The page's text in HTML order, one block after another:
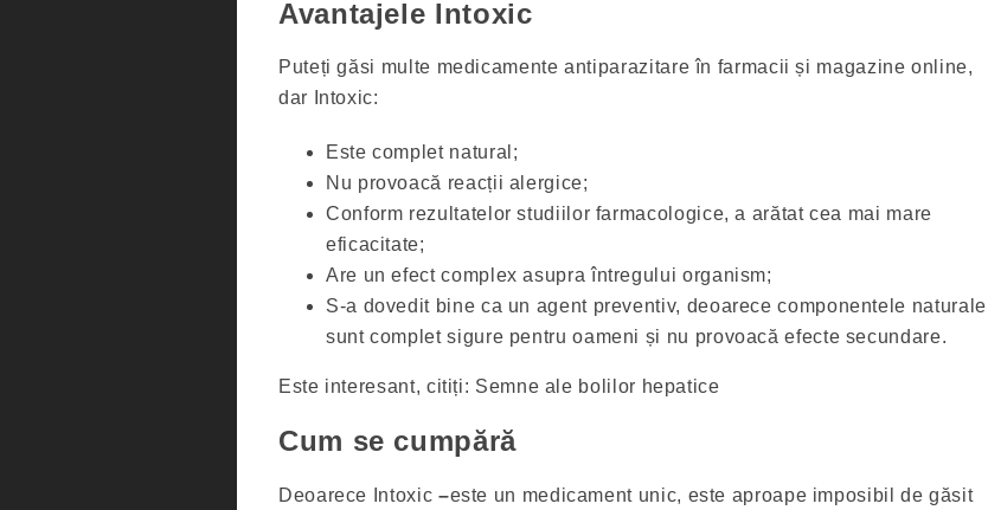
Avantajele Intoxic
Puteți găsi multe medicamente antiparazitare în farmacii și magazine online,
dar Intoxic:
Este complet natural;
Nu provoacă reacții alergice;
Conform rezultatelor studiilor farmacologice, a arătat cea mai mare
eficacitate;
Are un efect complex asupra întregului organism;
S-a dovedit bine ca un agent preventiv, deoarece componentele naturale
sunt complet sigure pentru oameni și nu provoacă efecte secundare.
Este interesant, citiți: Semne ale bolilor hepatice
Cum se cumpără
Deoarece Intoxic –este un medicament unic, este aproape imposibil de găsit